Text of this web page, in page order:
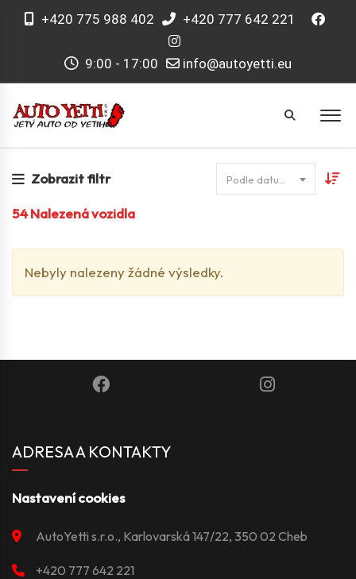
+420 775 988 402 +420 777 642 221
9:00 - 17:00 info@autoyetti.eu
Zobrazit filtr
54Nalezená vozidla
Nebyly nalezeny žádné výsledky.
ADRESA A KONTAKTY
Nastavení cookies
AutoYetti s.r.o., Karlovarská 147/22, 350 02 Cheb
+420 777 642 221